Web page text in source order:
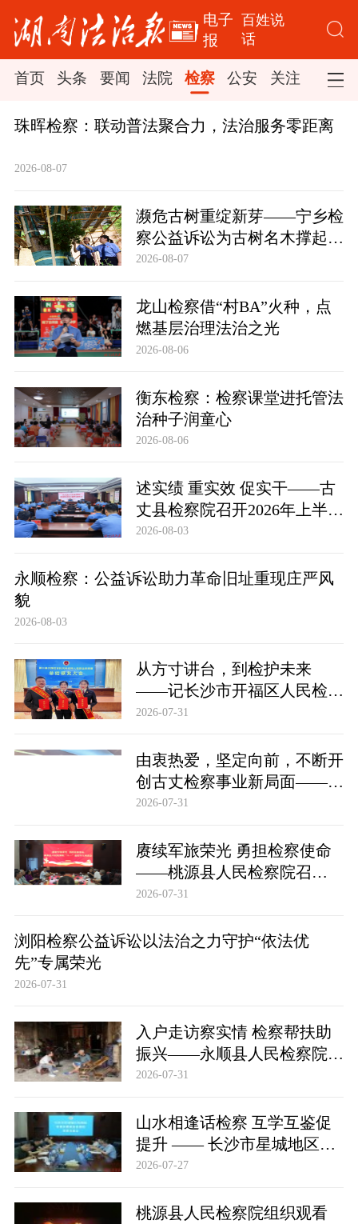
电子
报
百姓说
话
首页 头条 要闻 法院 检察 公安 关注 司法
珠晖检察：联动普法聚合力，法治服务零距离
2026-08-07
濒危古树重绽新芽——宁乡检
察公益诉讼为古树名木撑起法
治“保护伞”
2026-08-07
龙山检察借“村BA”火种，点
燃基层治理法治之光
2026-08-06
衡东检察：检察课堂进托管法
治种子润童心
2026-08-06
述实绩 重实效 促实干——古
丈县检察院召开2026年上半年
员额检察官述职述廉大会
2026-08-03
永顺检察：公益诉讼助力革命旧址重现庄严风
貌
2026-08-03
从方寸讲台，到检护未来
——记长沙市开福区人民检察
院未检专干孙帷韬
2026-07-31
由衷热爱，坚定向前，不断开
创古丈检察事业新局面——古
丈县检察院召开2026年上半年
会
2026-07-31
赓续军旅荣光 勇担检察使命
——桃源县人民检察院召
开“八一”退役军人座谈会
2026-07-31
浏阳检察公益诉讼以法治之力守护“依法优
先”专属荣光
2026-07-31
入户走访察实情 检察帮扶助
振兴——永顺县人民检察院开
展乡村振兴结对帮扶走访活动
2026-07-31
山水相逢话检察 互学互鉴促
提升 —— 长沙市星城地区人
民检察院赴桃源县人民检察院
2026-07-27
桃源县人民检察院组织观看